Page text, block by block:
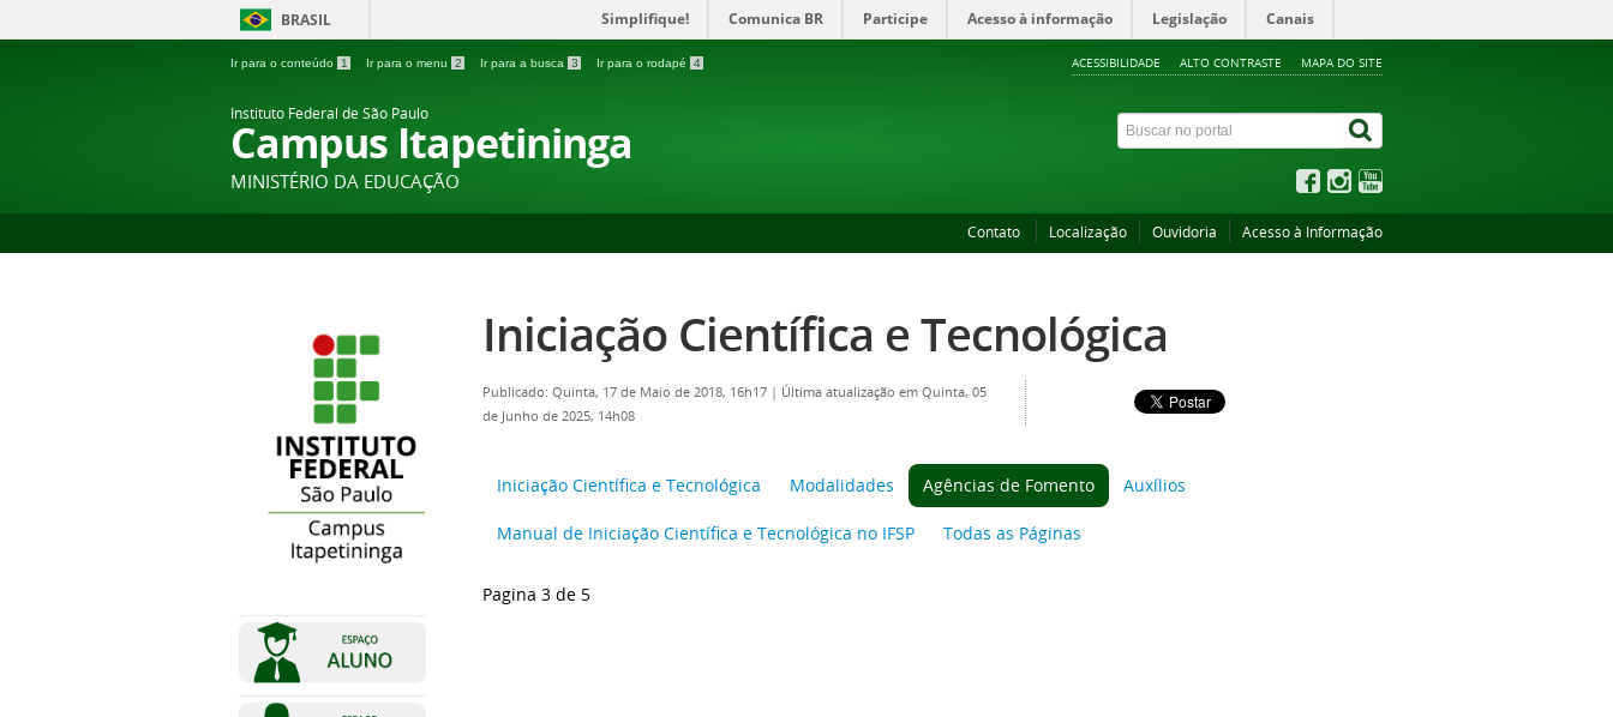
BRASIL Simplifique! Comunica BR Participe Acesso à informação Legislação Canais
Ir para o conteúdo 1 Ir para o menu 2 Ir para a busca 3 Ir para o rodapé 4 ACESSIBILIDADE ALTO CONTRASTE MAPA DO SITE
Instituto Federal de São Paulo
Campus Itapetininga
MINISTÉRIO DA EDUCAÇÃO
Contato Localização Ouvidoria Acesso à Informação
Iniciação Científica e Tecnológica
Publicado: Quinta, 17 de Maio de 2018, 16h17 | Última atualização em Quinta, 05
de Junho de 2025, 14h08
Iniciação Científica e Tecnológica Modalidades Agências de Fomento Auxílios
Manual de Iniciação Científica e Tecnológica no IFSP Todas as Páginas
Pagina 3 de 5